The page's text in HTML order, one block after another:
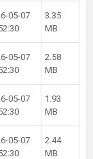
05-07
3.35
MB
05-07
2.58
MB
05-07
1.93
MB
05-07
2.44
MB